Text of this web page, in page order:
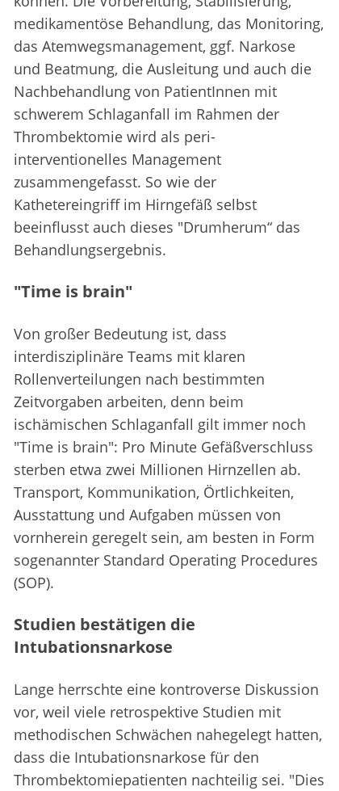
medikamentöse Behandlung, das Monitoring,
das Atemwegsmanagement, ggf. Narkose
und Beatmung, die Ausleitung und auch die
Nachbehandlung von PatientInnen mit
schwerem Schlaganfall im Rahmen der
Thrombektomie wird als peri-
interventionelles Management
zusammengefasst. So wie der
Kathetereingriff im Hirngefäß selbst
beeinflusst auch dieses "Drumherum“ das
Behandlungsergebnis.
"Time is brain"
Von großer Bedeutung ist, dass
interdisziplinäre Teams mit klaren
Rollenverteilungen nach bestimmten
Zeitvorgaben arbeiten, denn beim
ischämischen Schlaganfall gilt immer noch
"Time is brain": Pro Minute Gefäßverschluss
sterben etwa zwei Millionen Hirnzellen ab.
Transport, Kommunikation, Örtlichkeiten,
Ausstattung und Aufgaben müssen von
vornherein geregelt sein, am besten in Form
sogenannter Standard Operating Procedures
(SOP).
Studien bestätigen die
Intubationsnarkose
Lange herrschte eine kontroverse Diskussion
vor, weil viele retrospektive Studien mit
methodischen Schwächen nahegelegt hatten,
dass die Intubationsnarkose für den
Thrombektomiepatienten nachteilig sei. "Dies